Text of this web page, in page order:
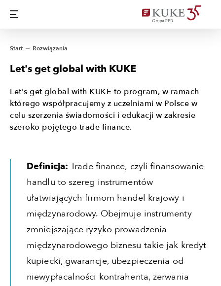
Start Rozwiązania
Let's get global with KUKE
Let's get global with KUKE to program, w ramach
którego współpracujemy z uczelniami w Polsce w
celu szerzenia świadomości i edukacji w zakresie
szeroko pojętego trade finance.
Definicja:Trade finance, czyli finansowanie
handlu to szereg instrumentów
ułatwiających firmom handel krajowy i
międzynarodowy. Obejmuje instrumenty
zmniejszające ryzyko prowadzenia
międzynarodowego biznesu takie jak kredyt
kupiecki, gwarancje, ubezpieczenia od
niewypłacalności kontrahenta, zerwania